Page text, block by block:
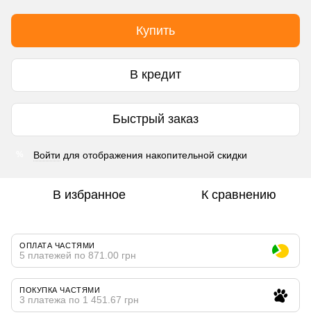
Купить
В кредит
Быстрый заказ
Войти для отображения накопительной скидки
В избранное К сравнению
ОПЛАТА ЧАСТЯМИ
5 платежей по 871.00 грн
ПОКУПКА ЧАСТЯМИ
3 платежа по 1 451.67 грн